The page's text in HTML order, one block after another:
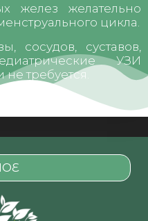
желез желательно
цикла.
сосудов, суставов,
УЗИ
требуется.